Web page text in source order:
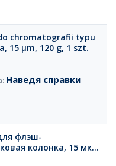
chromatografii typu
15 µm, 120 g, 1 szt.
Наведя справки
флэш-
колонка, 15 мкм,